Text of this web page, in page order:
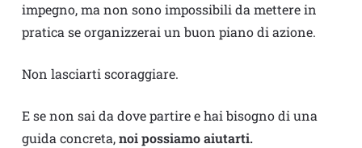
impegno, ma non sono impossibili da mettere in
pratica se organizzerai un buon piano di azione.
Non lasciarti scoraggiare.
E se non sai da dove partire e hai bisogno di una
guida concreta,noi possiamo aiutarti.